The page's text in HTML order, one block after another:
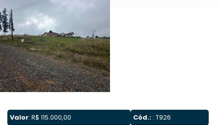
Valor: R$ 115.000,00 Cód.: : T926